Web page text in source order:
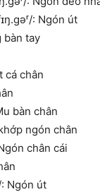
: Ngón út
bàn tay
cá chân
bàn chân
ngón chân
chân cái
Ngón út